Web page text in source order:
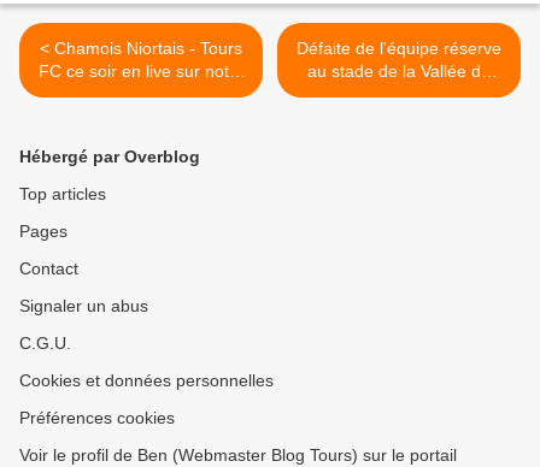
< Chamois Niortais - Tours
FC ce soir en live sur notre
blog à 20 heures
Défaite de l'équipe réserve
au stade de la Vallée du
Cher >
Hébergé par Overblog
Top articles
Pages
Contact
Signaler un abus
C.G.U.
Cookies et données personnelles
Préférences cookies
Voir le profil de Ben (Webmaster Blog Tours) sur le portail